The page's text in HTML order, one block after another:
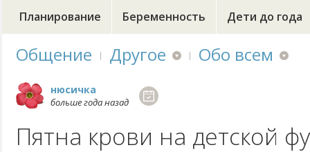
Планирование Беременность Дети до года
Общение Другое Обо всем
нюсичка
больше года назад
Пятна крови на детской